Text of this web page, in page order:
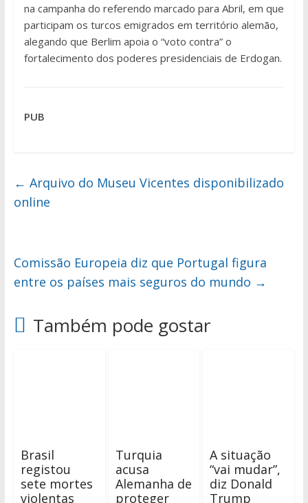
na campanha do referendo marcado para Abril, em que
participam os turcos emigrados em território alemão,
alegando que Berlim apoia o “voto contra” o
fortalecimento dos poderes presidenciais de Erdogan.
PUB
← Arquivo do Museu Vicentes disponibilizado
online
Comissão Europeia diz que Portugal figura
entre os países mais seguros do mundo →
Também pode gostar
Brasil
registou
sete mortes
violentas
Turquia
acusa
Alemanha de
proteger
A situação
“vai mudar”,
diz Donald
Trump